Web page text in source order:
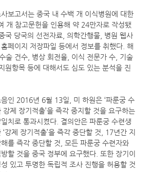
보고서는 중국 내 수백 개 이식병원에 대한
개 참고문헌을 인용해 약 24만자로 작성됐
국 당국의 선전자료, 의학간행물, 병원 웹사
페이지 저장파일 등에서 정보를 취했다. 해
술 건수, 병상 회전율, 이식 전문가 수, 기술
원항목 등에 대해서도 심도 있는 분석을 진
인 2016년 6월 13일, 미 하원은 ‘파룬궁 수
제 장기적출’을 즉각 중지할 것을 요구하는
일치로 통과시켰다. 결의안은 파룬궁 수련생
강제 장기적출’을 즉각 중단할 것, 17년간 지
를 즉각 중단할 것, 모든 파룬궁 수련자와
할 것을 중국 정부에 요구했다. 또한 장기이
있고 투명한 독립적 조사 진행을 허용할 것